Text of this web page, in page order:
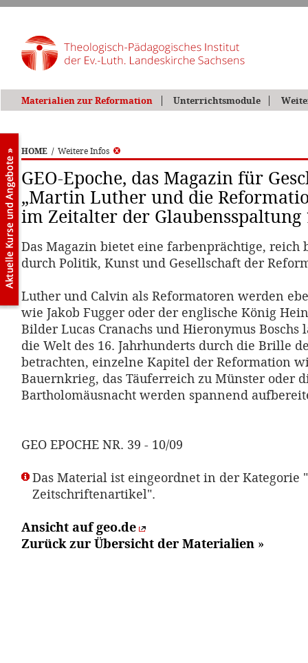
Materialien zur Reformation Unterrichtsmodule
HOME / Weitere Infos
GEO-Epoche, das Magazin für
„Martin Luther und die
im Zeitalter der Glaubensspaltung
Das Magazin bietet eine farbenprächtige, reich
durch Politik, Kunst und Gesellschaft der
Luther und Calvin als Reformatoren werden
wie Jakob Fugger oder der englische König
Bilder Lucas Cranachs und Hieronymus Boschs
die Welt des 16. Jahrhunderts durch die Brille
betrachten, einzelne Kapitel der Reformation
Bauernkrieg, das Täuferreich zu Münster oder
Bartholomäusnacht werden spannend
GEO EPOCHE NR. 39 - 10/09
Das Material ist eingeordnet in der Kategorie
Zeitschriftenartikel".
Ansicht auf geo.de
Zurück zur Übersicht der Materialien »